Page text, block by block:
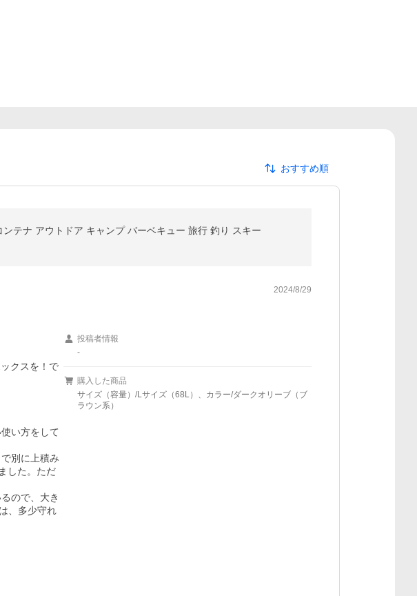
おすすめ順
テナ アウトドア キャンプ バーベキュー 旅行 釣り スキー
2024/8/29
クスを！で
い方をして
別に上積み
した。ただ
ので、大き
、多少守れ
投稿者情報
-
購入した商品
サイズ（容量）/Lサイズ（68L）、カラー/ダークオリーブ（ブ
ラウン系）